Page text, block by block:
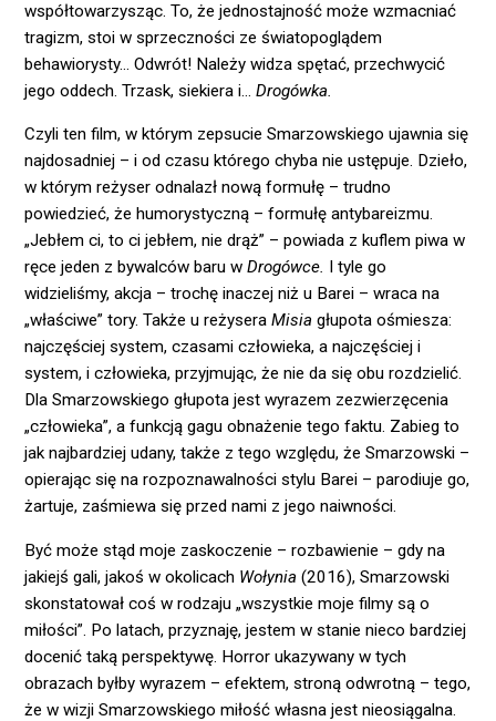
współtowarzysząc. To, że jednostajność może wzmacniać
tragizm, stoi w sprzeczności ze światopoglądem
behawiorysty… Odwrót! Należy widza spętać, przechwycić
jego oddech. Trzask, siekiera i…Drogówka.
Czyli ten film, w którym zepsucie Smarzowskiego ujawnia się
najdosadniej – i od czasu którego chyba nie ustępuje. Dzieło,
w którym reżyser odnalazł nową formułę – trudno
powiedzieć, że humorystyczną – formułę antybareizmu.
„Jebłem ci, to ci jebłem, nie drąż” – powiada z kuflem piwa w
ręce jeden z bywalców baru wDrogówce.
I tyle go
widzieliśmy, akcja – trochę inaczej niż u Barei – wraca na
„właściwe” tory. Także u reżyseraMisiagłupota ośmiesza:
najczęściej system, czasami człowieka, a najczęściej i
system, i człowieka, przyjmując, że nie da się obu rozdzielić.
Dla Smarzowskiego głupota jest wyrazem zezwierzęcenia
„człowieka”, a funkcją gagu obnażenie tego faktu. Zabieg to
jak najbardziej udany, także z tego względu, że Smarzowski –
opierając się na rozpoznawalności stylu Barei – parodiuje go,
żartuje, zaśmiewa się przed nami z jego naiwności.
Być może stąd moje zaskoczenie – rozbawienie – gdy na
jakiejś gali, jakoś w okolicach Wołynia(2016), Smarzowski
skonstatował coś w rodzaju „wszystkie moje filmy są o
miłości”. Po latach, przyznaję, jestem w stanie nieco bardziej
docenić taką perspektywę. Horror ukazywany w tych
obrazach byłby wyrazem – efektem, stroną odwrotną – tego,
że w wizji Smarzowskiego miłość własna jest nieosiągalna.